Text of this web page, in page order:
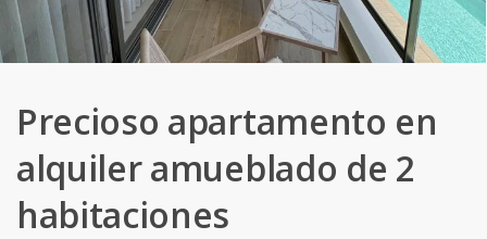
Precioso apartamento en
alquiler amueblado de 2
habitaciones